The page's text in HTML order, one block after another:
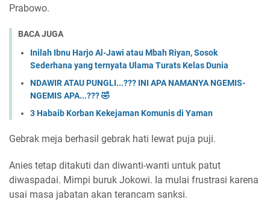
Prabowo.
BACA JUGA
Inilah Ibnu Harjo Al-Jawi atau Mbah Riyan, Sosok
Sederhana yang ternyata Ulama Turats Kelas Dunia
NDAWIR ATAU PUNGLI...??? INI APA NAMANYA NGEMIS-
NGEMIS APA...??? 🤣
3 Habaib Korban Kekejaman Komunis di Yaman
Gebrak meja berhasil gebrak hati lewat puja puji.
Anies tetap ditakuti dan diwanti-wanti untuk patut
diwaspadai. Mimpi buruk Jokowi. Ia mulai frustrasi karena
usai masa jabatan akan terancam sanksi.